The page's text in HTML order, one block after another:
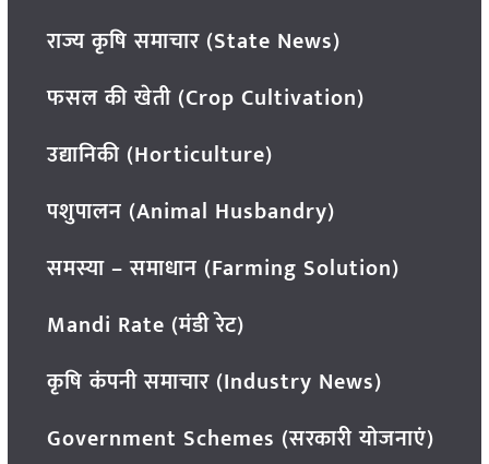
राज्य कृषि समाचार (State News)
फसल की खेती (Crop Cultivation)
उद्यानिकी (Horticulture)
पशुपालन (Animal Husbandry)
समस्या – समाधान (Farming Solution)
Mandi Rate (मंडी रेट)
कृषि कंपनी समाचार (Industry News)
Government Schemes (सरकारी योजनाएं)